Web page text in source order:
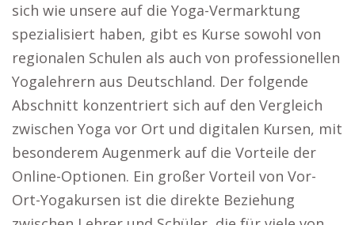
sich wie unsere auf die Yoga-Vermarktung
spezialisiert haben, gibt es Kurse sowohl von
regionalen Schulen als auch von professionellen
Yogalehrern aus Deutschland. Der folgende
Abschnitt konzentriert sich auf den Vergleich
zwischen Yoga vor Ort und digitalen Kursen, mit
besonderem Augenmerk auf die Vorteile der
Online-Optionen. Ein großer Vorteil von Vor-
Ort-Yogakursen ist die direkte Beziehung